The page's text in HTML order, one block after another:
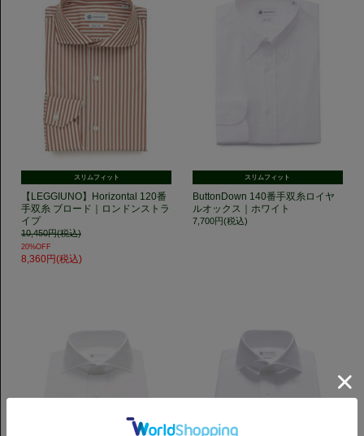
スリムフィット
【LEGGIUNO】Horizontal 120番
手双糸 ブロード｜ロンドンストラ
イプ
10,450円(税込)
20%OFF
8,360円(税込)
スリムフィット
ButtonDown 140番手双糸ロイヤ
ルオックス｜ホワイト
7,700円(税込)